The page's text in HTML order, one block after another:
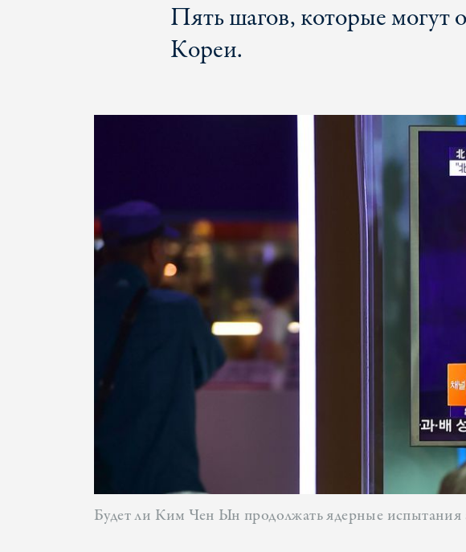
Пять шагов, которые могут
Кореи.
Будет ли Ким Чен Ын продолжать ядерные